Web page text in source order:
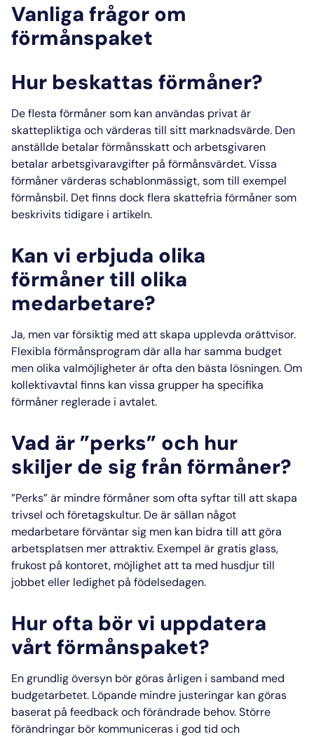
Vanliga frågor om
förmånspaket
Hur beskattas förmåner?
De flesta förmåner som kan användas privat är
skattepliktiga och värderas till sitt marknadsvärde. Den
anställde betalar förmånsskatt och arbetsgivaren
betalar arbetsgivaravgifter på förmånsvärdet. Vissa
förmåner värderas schablonmässigt, som till exempel
förmånsbil. Det finns dock flera skattefria förmåner som
beskrivits tidigare i artikeln.
Kan vi erbjuda olika
förmåner till olika
medarbetare?
Ja, men var försiktig med att skapa upplevda orättvisor.
Flexibla förmånsprogram där alla har samma budget
men olika valmöjligheter är ofta den bästa lösningen. Om
kollektivavtal finns kan vissa grupper ha specifika
förmåner reglerade i avtalet.
Vad är ”perks” och hur
skiljer de sig från förmåner?
”Perks” är mindre förmåner som ofta syftar till att skapa
trivsel och företagskultur. De är sällan något
medarbetare förväntar sig men kan bidra till att göra
arbetsplatsen mer attraktiv. Exempel är gratis glass,
frukost på kontoret, möjlighet att ta med husdjur till
jobbet eller ledighet på födelsedagen.
Hur ofta bör vi uppdatera
vårt förmånspaket?
En grundlig översyn bör göras årligen i samband med
budgetarbetet. Löpande mindre justeringar kan göras
baserat på feedback och förändrade behov. Större
förändringar bör kommuniceras i god tid och